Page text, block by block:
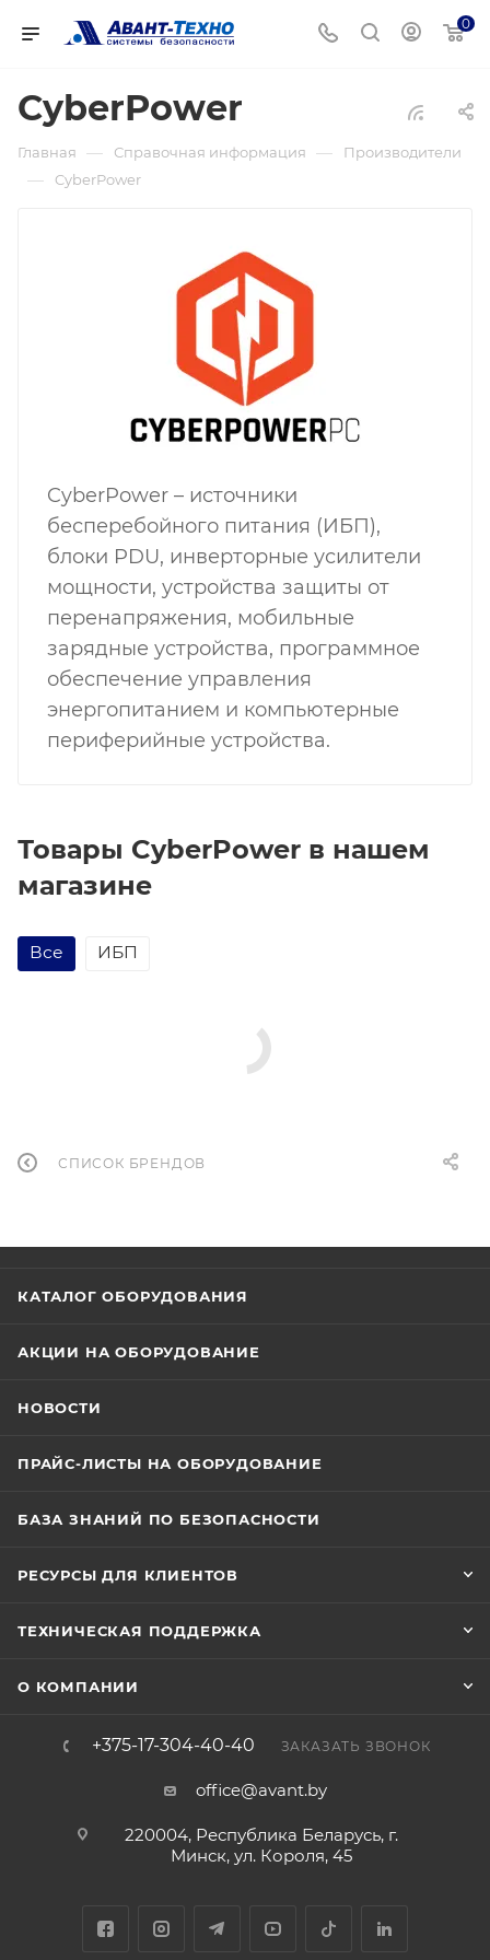
0
CyberPower
Главная — Справочная информация — Производители
— CyberPower
CyberPower – источники
бесперебойного питания (ИБП),
блоки PDU, инверторные усилители
мощности, устройства защиты от
перенапряжения, мобильные
зарядные устройства, программное
обеспечение управления
энергопитанием и компьютерные
периферийные устройства.
Товары CyberPower в нашем
магазине
Все ИБП
СПИСОК БРЕНДОВ
КАТАЛОГ ОБОРУДОВАНИЯ
АКЦИИ НА ОБОРУДОВАНИЕ
НОВОСТИ
ПРАЙС-ЛИСТЫ НА ОБОРУДОВАНИЕ
БАЗА ЗНАНИЙ ПО БЕЗОПАСНОСТИ
РЕСУРСЫ ДЛЯ КЛИЕНТОВ
ТЕХНИЧЕСКАЯ ПОДДЕРЖКА
О КОМПАНИИ
+375-17-304-40-40 ЗАКАЗАТЬ ЗВОНОК
office@avant.by
220004, Республика Беларусь, г.
Минск, ул. Короля, 45